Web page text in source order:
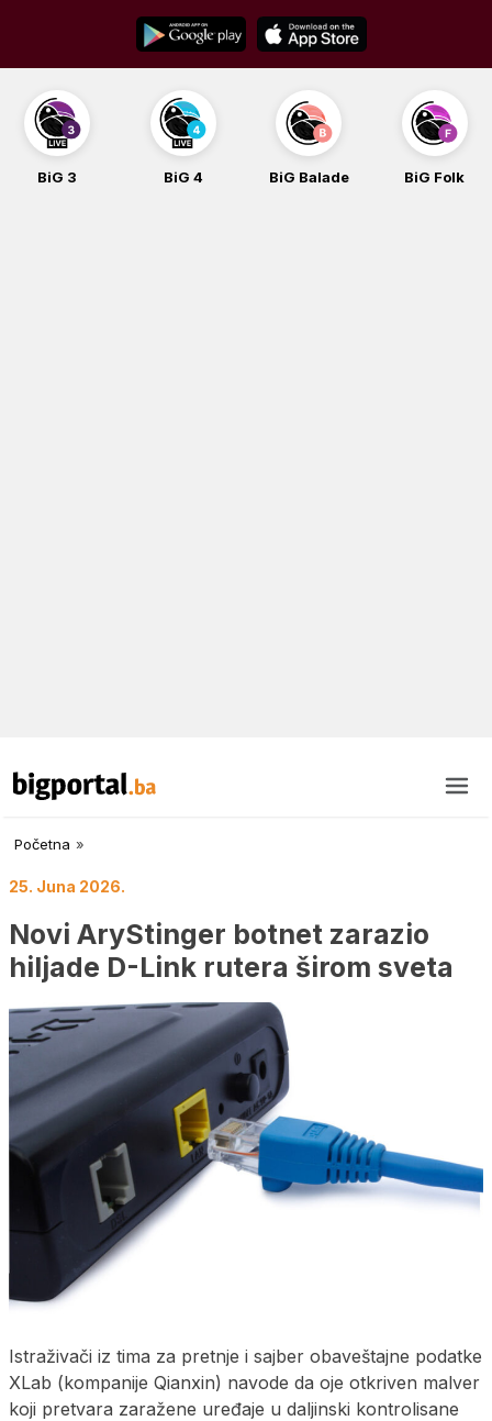
content
BiG 3 BiG 4 BiG Balade BiG Folk
Početna »
25. Juna 2026.
Novi AryStinger botnet zarazio
hiljade D-Link rutera širom sveta
Istraživači iz tima za pretnje i sajber obaveštajne podatke
XLab (kompanije Qianxin) navode da oje otkriven malver
koji pretvara zaražene uređaje u daljinski kontrolisane